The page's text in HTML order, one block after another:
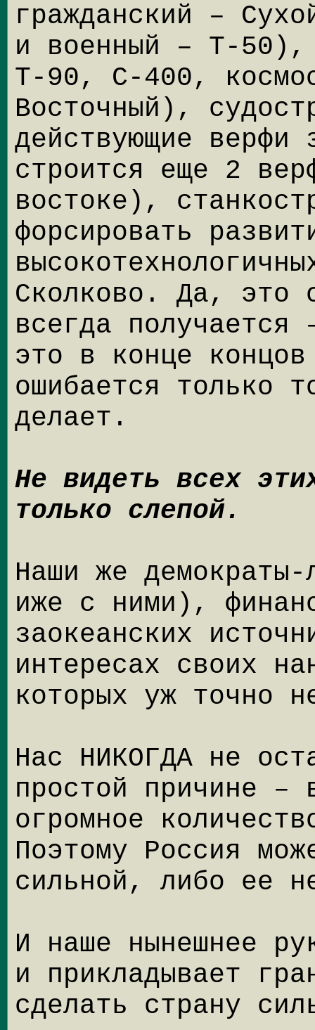
гражданский –
и военный – Т-
Т-90, С-400,
Восточный),
действующие верфи
строится еще 2
востоке),
форсировать
Сколково. Да, это
всегда
это в конце
ошибается только
делает.
Не видеть всех
только слепой.
Наши же
иже с ними),
заокеанских
интересах своих
которых уж точно
Нас НИКОГДА не
простой причине –
огромное
Поэтому Россия
сильной, либо ее
И наше нынешнее
и прикладывает
сделать страну